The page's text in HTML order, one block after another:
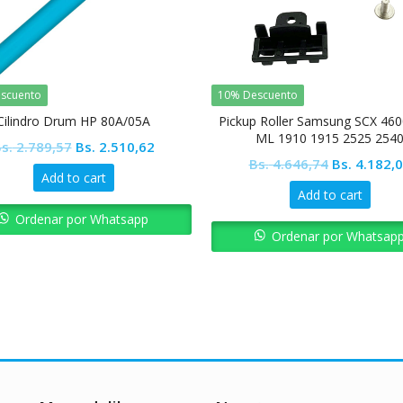
Drum HP 80A/05A
2.789,57 Original
price
was:
Bs. 2.789,57.
Bs. 2.510,62Current
Bs. 2.510,62.
Add to cart
Ordenar por Whatsapp
10% Descuento
Pickup Roller Samsung SCX
ML 1910 1915 2525 2540
Bs.4.646,74 Original
price
was:
Bs.
Bs.
Add to cart
Ordenar por Whatsapp